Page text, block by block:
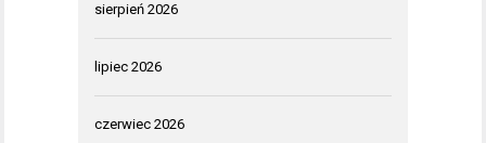
sierpień 2026
lipiec 2026
czerwiec 2026